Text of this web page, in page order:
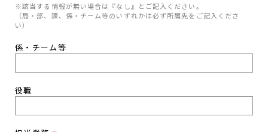
※該当する情報が無い場合は『なし』とご記入ください。
（局・部、課、係・チーム等のいずれかは必ず所属先をご記入くださ
い）
係・チーム等
役職